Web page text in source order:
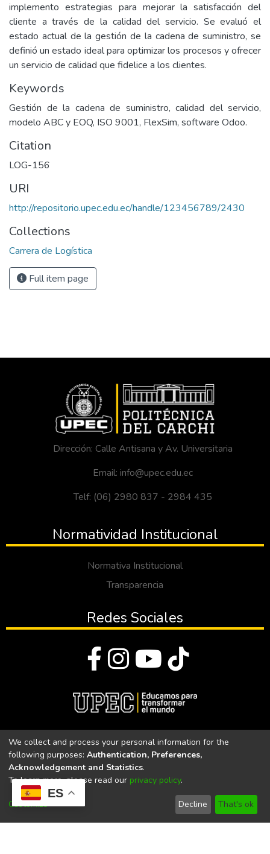
ES
implemento estrategias para mejorar la satisfacción del
cliente a través de la calidad del servicio. Se evaluó el
estado actual de la gestión de la cadena de suministro, se
definió un estado ideal para optimizar los procesos y ofrecer
un servicio de calidad que fidelice a los clientes.
Keywords
Gestión de la cadena de suministro, calidad del servicio,
modelo ABC y EOQ, ISO 9001, FlexSim, software Odoo.
Citation
LOG-156
URI
http://repositorio.upec.edu.ec/handle/123456789/2430
Collections
Carrera de Logística
Full item page
Dirección: Calle Antisana y Av. Universitaria
Email: info@upec.edu.ec
Telf: (06) 2980 837 - 2984 435
Normatividad Institucional
Normativa Institucional
Transparencia
Redes Sociales
Universidad Politécnica Estatal del Carchi
Universidad Politécnica Estatal del Carchi | Acreditada por el
CACES Resolución N°. 160-SE-33-CACES-2020
We collect and process your personal information for the
following purposes: Authentication, Preferences,
Acknowledgement and Statistics.
To learn more, please read our privacy policy.
Customize Decline That's ok